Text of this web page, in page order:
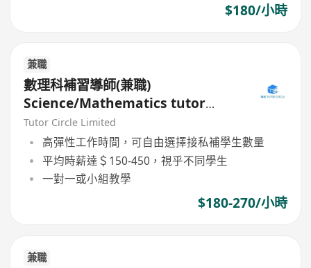
$180/小時
兼職
數理科補習導師(兼職)
Science/Mathematics tutor
(Part Time)
Tutor Circle Limited
高彈性工作時間，可自由選擇接私補學生數量
平均時薪達＄150-450，視乎不同學生
一對一或小組教學
$180-270/小時
兼職